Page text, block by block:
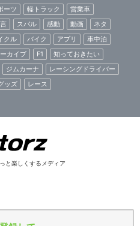
ーツ 軽トラック
営業車
スバル 感動 動画
ネタ
クル バイク アプリ
車中泊
カイブ F1
知っておきたい
ジムカーナ
レーシングドライバー
ッズ レース
と楽しくするメディア